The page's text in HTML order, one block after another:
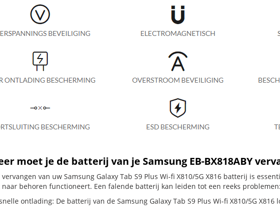
moet je de batterij van je Samsung EB-BX818ABY
van uw Samsung Galaxy Tab S9 Plus Wi-fi X810/5G X816 batterij is
behoren functioneert. Een falende batterij kan leiden tot een reeks problemen:
ontlading: De batterij van de Samsung Galaxy Tab S9 Plus Wi-fi X810/5G